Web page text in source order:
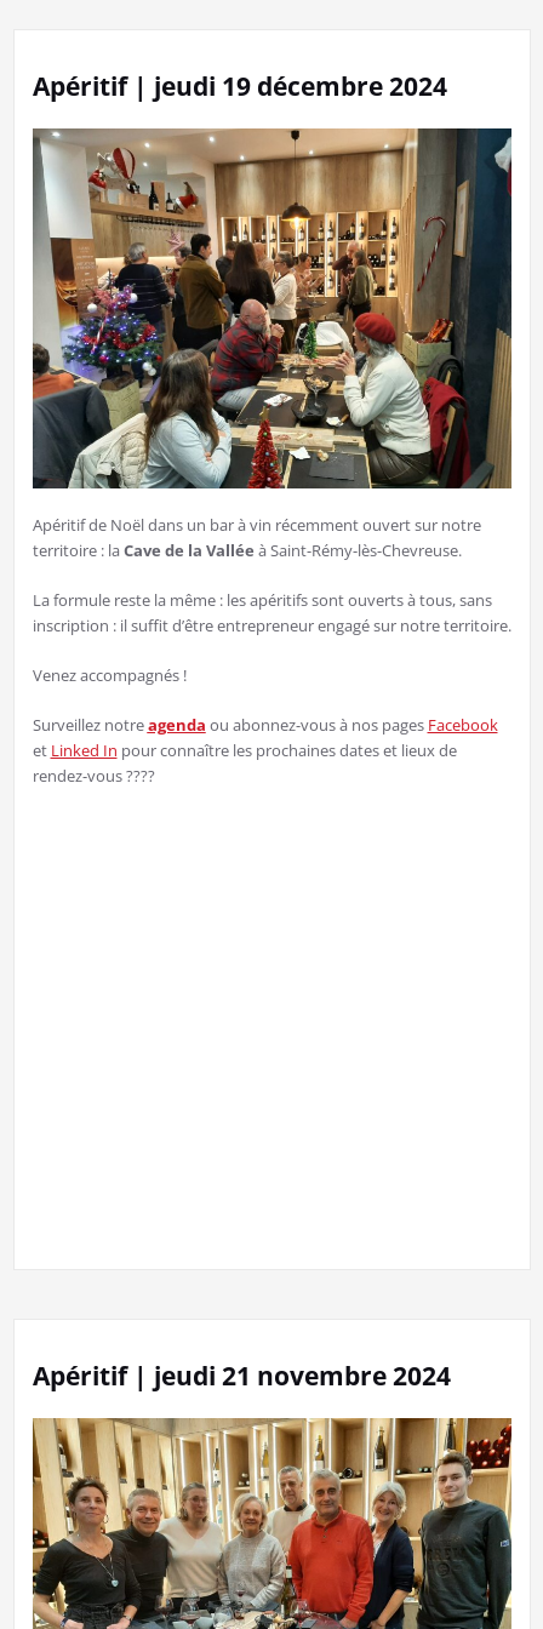
Apéritif | jeudi 19 décembre 2024
Apéritif de Noël dans un bar à vin récemment ouvert sur notre
territoire : laCave de la Vallée à Saint-Rémy-lès-Chevreuse.
La formule reste la même : les apéritifs sont ouverts à tous, sans
inscription : il suffit d’être entrepreneur engagé sur notre territoire.
Venez accompagnés !
Surveillez notreagenda ou abonnez-vous à nos pages Facebook
et Linked In pour connaître les prochaines dates et lieux de
rendez-vous ????
Apéritif | jeudi 21 novembre 2024